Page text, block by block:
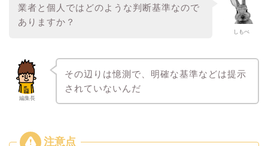
しもべ
業者と個人ではどのような判断基準なので
ありますか？
編集長
その辺りは憶測で、明確な基準などは提示
されていないんだ